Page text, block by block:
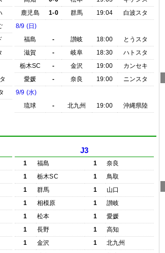
鹿児島
1-0 群馬 19:04
白波スタ
8/9 (日)
福島
- 讃岐 18:00
とうスタ
滋賀
- 岐阜 18:30
ハトスタ
栃木SC
- 金沢 19:00
カンセキ
愛媛
- 奈良 19:00
ニンスタ
9/9 (水)
琉球
- 北九州 19:00 沖縄県陸
J3
1 福島 1
奈良
1
栃木SC 1
鳥取
1
群馬 1
山口
1
相模原 1
讃岐
1
松本 1
愛媛
1
長野 1
高知
1
金沢 1
北九州